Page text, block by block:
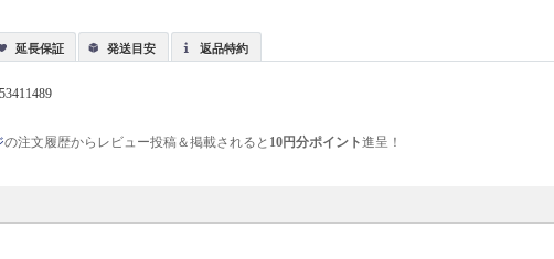
延長保証 発送目安 返品特約
の注文履歴からレビュー投稿＆掲載されると 10円分ポイント進呈！